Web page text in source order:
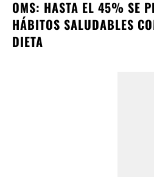
OMS: HASTA EL 45% SE
HÁBITOS SALUDABLES
DIETA